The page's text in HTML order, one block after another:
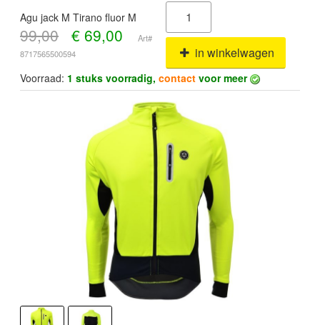
Agu jack M Tirano fluor M
99,00 € 69,00
Art#
8717565500594
in winkelwagen
Voorraad: 1 stuks voorradig, contact voor meer